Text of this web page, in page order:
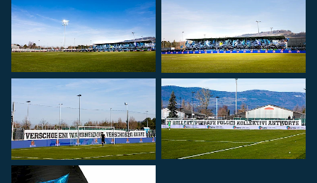
SÜDKURVE
FC ZÜRICH
IMPRESSUM
Nächstes Spiel
09.08.2026